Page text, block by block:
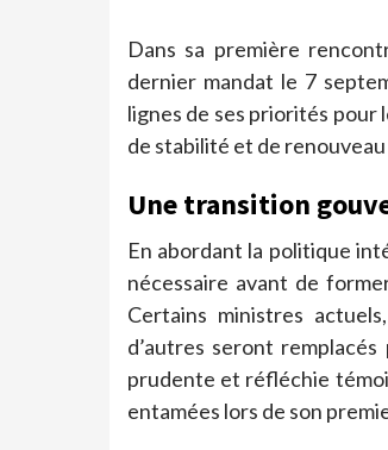
Dans sa première
dernier mandat le 7
lignes de ses priorités pour
de stabilité et de
Une transition
En abordant la politique
nécessaire avant de
Certains ministres
d’autres seront
prudente et réfléchie
entamées lors de son